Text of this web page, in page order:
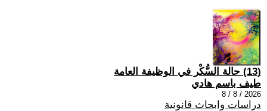
(13) حالة السُّكْر في الوظيفة العامة
طيف باسم هادي
2026 / 8 / 8
دراسات وابحاث قانونية